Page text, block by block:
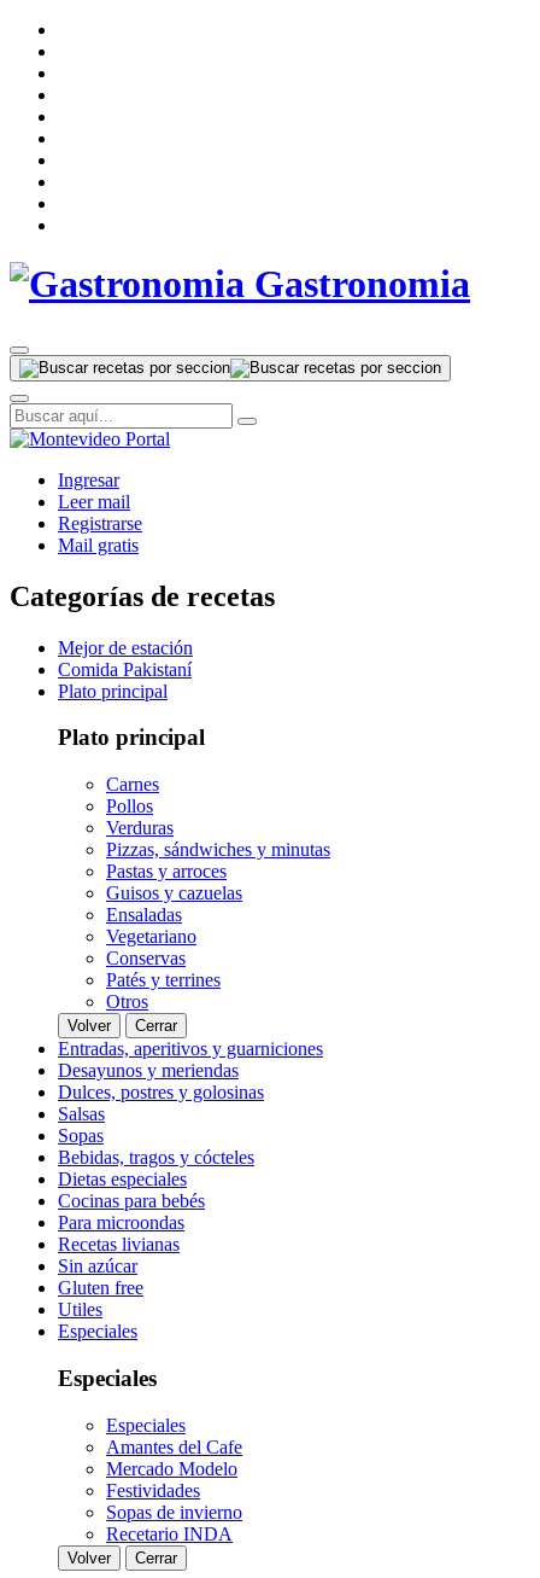
Gastronomia
Ingresar
Leer mail
Registrarse
Mail gratis
Categorías de recetas
Mejor de estación
Comida Pakistaní
Plato principal
Plato principal
Carnes
Pollos
Verduras
Pizzas, sándwiches y minutas
Pastas y arroces
Guisos y cazuelas
Ensaladas
Vegetariano
Conservas
Patés y terrines
Otros
Volver Cerrar
Entradas, aperitivos y guarniciones
Desayunos y meriendas
Dulces, postres y golosinas
Salsas
Sopas
Bebidas, tragos y cócteles
Dietas especiales
Cocinas para bebés
Para microondas
Recetas livianas
Sin azúcar
Gluten free
Utiles
Especiales
Especiales
Especiales
Amantes del Cafe
Mercado Modelo
Festividades
Sopas de invierno
Recetario INDA
Volver Cerrar